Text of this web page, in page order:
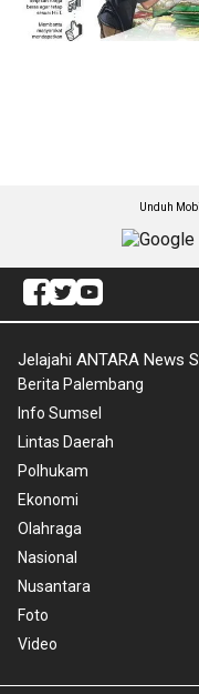
Unduh
Jelajahi ANTARA News
Berita Palembang
Info Sumsel
Lintas Daerah
Polhukam
Ekonomi
Olahraga
Nasional
Nusantara
Foto
Video